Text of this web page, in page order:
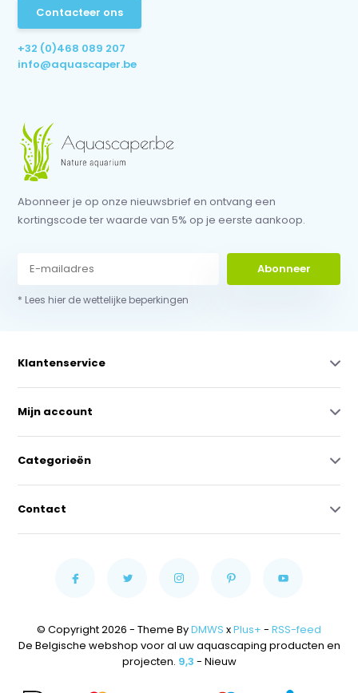
Contacteer ons
+32 (0)468 089 207
info@aquascaper.be
Abonneer je op onze nieuwsbrief en ontvang een
kortingscode ter waarde van 5% op je eerste aankoop.
Abonneer
* Lees hier de wettelijke beperkingen
Klantenservice
Mijn account
Categorieën
Contact
© Copyright 2026 - Theme ByDMWS xPlus+ - RSS-feed
De Belgische webshop voor al uw aquascaping producten en
projecten. 9,3 - Nieuw